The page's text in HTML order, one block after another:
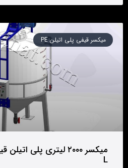
میکسر قیفی پلی اتیلن PE
L